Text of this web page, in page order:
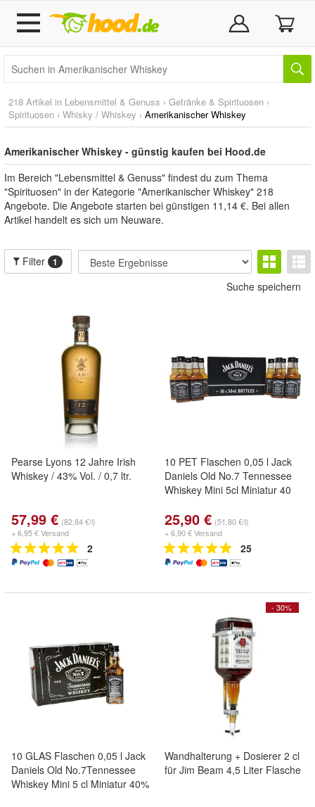
218 Artikel in Lebensmittel & Genuss › Getränke & Spirituosen ›
Spirituosen › Whisky / Whiskey › Amerikanischer Whiskey
Amerikanischer Whiskey - günstig kaufen bei Hood.de
Im Bereich "Lebensmittel & Genuss" findest du zum Thema
"Spirituosen" in der Kategorie "Amerikanischer Whiskey" 218
Angebote. Die Angebote starten bei günstigen 11,14 €. Bei allen
Artikel handelt es sich um Neuware.
Filter 1
Suche speichern
Pearse Lyons 12 Jahre Irish
Whiskey / 43% Vol. / 0,7 ltr.
57,99 € (82,84 €/l)
+ 6,95 € Versand
2
10 PET Flaschen 0,05 l Jack
Daniels Old No.7 Tennessee
Whiskey Mini 5cl Miniatur 40
25,90 € (51,80 €/l)
+ 6,90 € Versand
25
10 GLAS Flaschen 0,05 l Jack
Daniels Old No.7Tennessee
Whiskey Mini 5 cl Miniatur 40%
- 30%
Wandhalterung + Dosierer 2 cl
für Jim Beam 4,5 Liter Flasche